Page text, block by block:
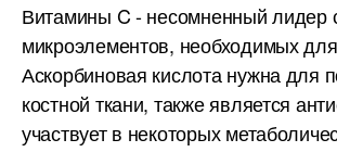
Витамины C - несомненный лидер
микроэлементов, необходимых
Аскорбиновая кислота нужна для
костной ткани, также является
участвует в некоторых